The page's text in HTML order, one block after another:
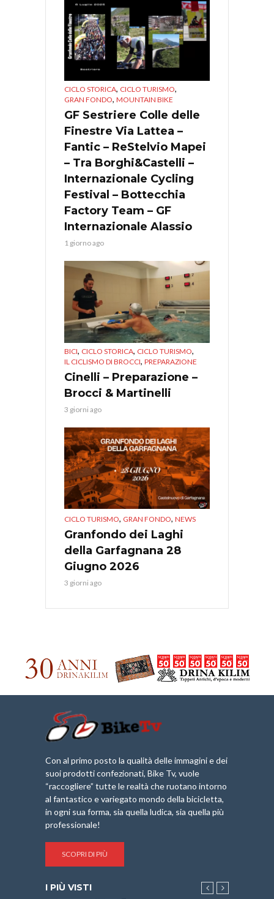
CICLO STORICA, CICLO TURISMO,
GRAN FONDO, MOUNTAIN BIKE
GF Sestriere Colle delle
Finestre Via Lattea –
Fantic – ReStelvio Mapei
– Tra Borghi&Castelli –
Internazionale Cycling
Festival – Bottecchia
Factory Team – GF
Internazionale Alassio
1 giorno ago
BICI, CICLO STORICA, CICLO TURISMO,
IL CICLISMO DI BROCCI, PREPARAZIONE
Cinelli – Preparazione –
Brocci & Martinelli
3 giorni ago
CICLO TURISMO, GRAN FONDO, NEWS
Granfondo dei Laghi
della Garfagnana 28
Giugno 2026
3 giorni ago
Con al primo posto la qualità delle immagini e dei
suoi prodotti confezionati, Bike Tv, vuole
“raccogliere” tutte le realtà che ruotano intorno
al fantastico e variegato mondo della bicicletta,
in ogni sua forma, sia quella ludica, sia quella più
professionale!
SCOPRI DI PIÙ
I PIÙ VISTI